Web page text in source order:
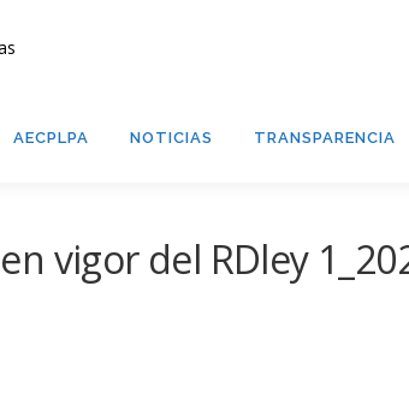
AECPLPA NOTICIAS TRANSPARENCIA
vigor del RDley